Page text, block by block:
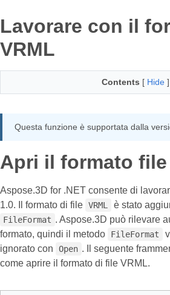
Lavorare con il
VRML
Contents [ Hide ]
Questa funzione è supportata dalla
Apri il formato file
Aspose.3D for .NET consente di
1.0. Il formato di file VRML è stato
FileFormat . Aspose.3D può rilevare
formato, quindi il metodo
FileFormat
ignorato con
Open . Il seguente
come aprire il formato di file VRML.